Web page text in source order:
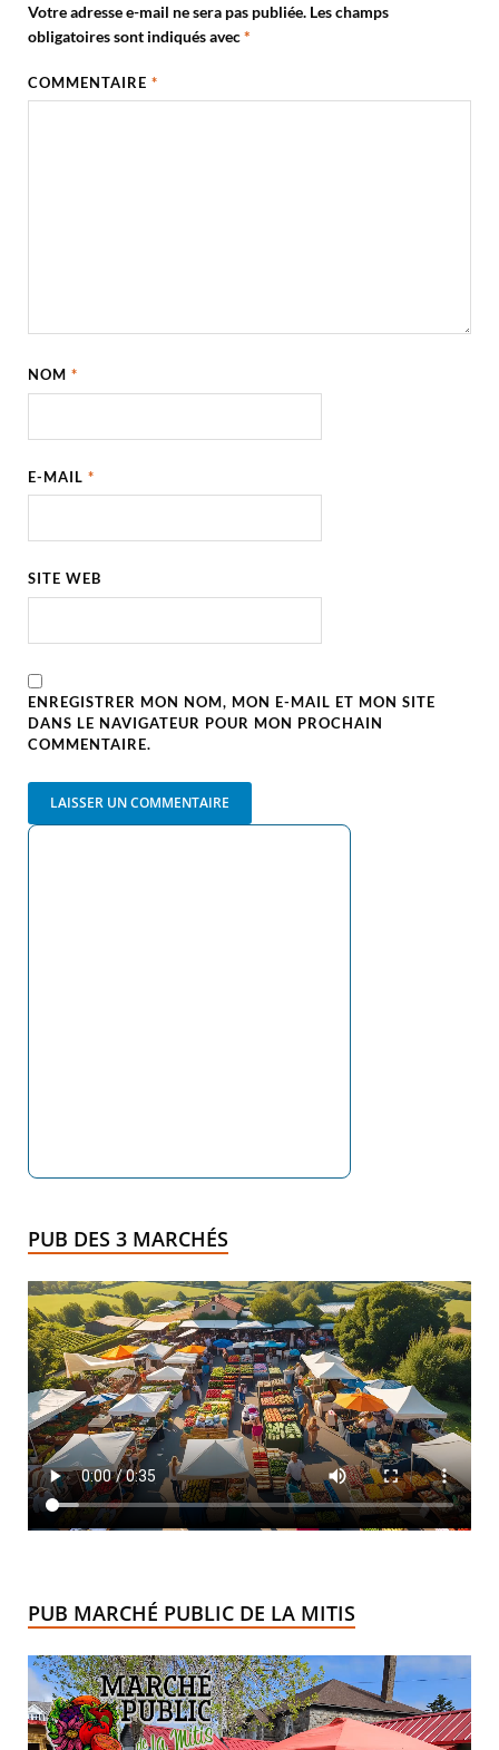
Votre adresse e-mail ne sera pas publiée. Les champs
obligatoires sont indiqués avec*
COMMENTAIRE*
NOM*
E-MAIL*
SITE WEB
ENREGISTRER MON NOM, MON E-MAIL ET MON SITE
DANS LE NAVIGATEUR POUR MON PROCHAIN
COMMENTAIRE.
PUB DES 3 MARCHÉS
PUB MARCHÉ PUBLIC DE LA MITIS